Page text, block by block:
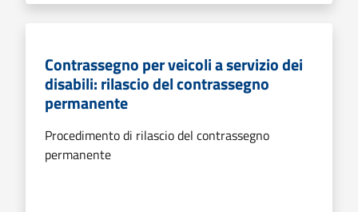
Contrassegno per veicoli a servizio dei
disabili: rilascio del contrassegno
permanente
Procedimento di rilascio del contrassegno
permanente